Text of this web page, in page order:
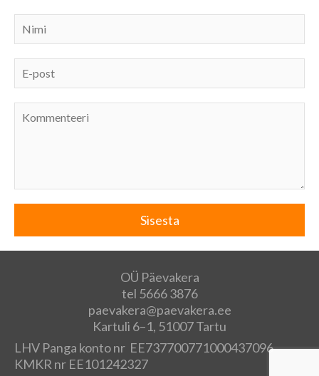
OÜ Päevakera
tel 5666 3876
paevakera@paevakera.ee
Kartuli 6–1, 51007 Tartu
LHV Panga konto nr EE737700771000437096
KMKR nr EE101242327